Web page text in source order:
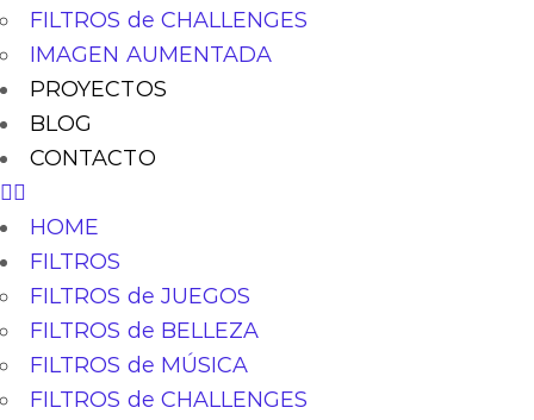
FILTROS de CHALLENGES
IMAGEN AUMENTADA
PROYECTOS
BLOG
CONTACTO
HOME
FILTROS
FILTROS de JUEGOS
FILTROS de BELLEZA
FILTROS de MÚSICA
FILTROS de CHALLENGES